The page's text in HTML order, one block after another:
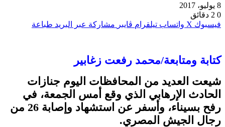
8 يوليو، 2017
0
فيسبوك ‫X واتساب تيلقرام ڤايبر مشاركة عبر البريد طباعة
كتابة ومتابعة/محمد رفعت زغابير
شيعت العديد من المحافظات اليوم جنازات
الحادث الإرهابي الذي وقع أمس الجمعة، في
رفح بسيناء، وأسفر عن استشهاد وإصابة 26 من
رجال الجيش المصري.